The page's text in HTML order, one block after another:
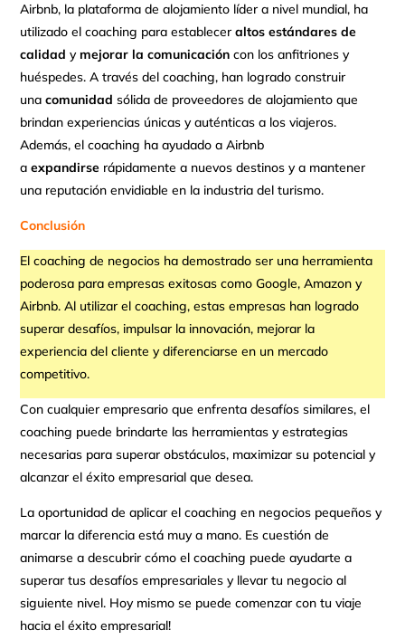
Airbnb, la plataforma de alojamiento líder a nivel mundial, ha
utilizado el coaching para estableceraltos estándares de
calidad ymejorar la comunicación con los anfitriones y
huéspedes. A través del coaching, han logrado construir
unacomunidadsólida de proveedores de alojamiento que
brindan experiencias únicas y auténticas a los viajeros.
Además, el coaching ha ayudado a Airbnb
aexpandirse rápidamente a nuevos destinos y a mantener
una reputación envidiable en la industria del turismo.
Conclusión
El coaching de negocios ha demostrado ser una herramienta
poderosa para empresas exitosas como Google, Amazon y
Airbnb. Al utilizar el coaching, estas empresas han logrado
superar desafíos, impulsar la innovación, mejorar la
experiencia del cliente y diferenciarse en un mercado
competitivo.
Con cualquier empresario que enfrenta desafíos similares, el
coaching puede brindarte las herramientas y estrategias
necesarias para superar obstáculos, maximizar su potencial y
alcanzar el éxito empresarial que desea.
La oportunidad de aplicar el coaching en negocios pequeños y
marcar la diferencia está muy a mano. Es cuestión de
animarse a descubrir cómo el coaching puede ayudarte a
superar tus desafíos empresariales y llevar tu negocio al
siguiente nivel. Hoy mismo se puede comenzar con tu viaje
hacia el éxito empresarial!